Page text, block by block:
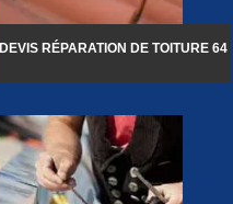
DEVIS RÉPARATION DE TOITURE 64